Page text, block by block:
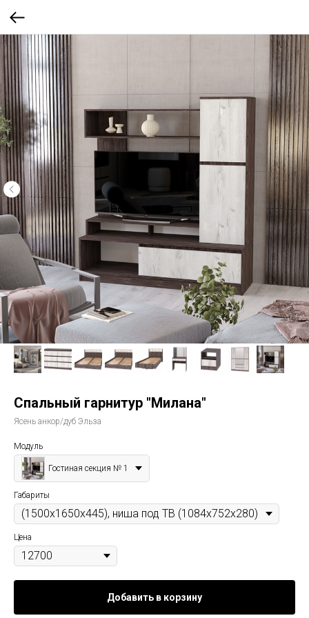
Спальный гарнитур "Милана"
Ясень анкор/дуб Эльза
Модуль
Гостиная секция № 1
Габариты
Цена
Добавить в корзину